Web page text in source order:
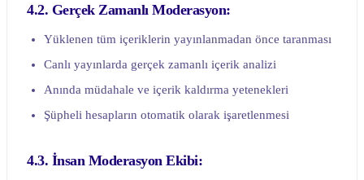
4.2. Gerçek Zamanlı Moderasyon:
Yüklenen tüm içeriklerin yayınlanmadan önce taranması
Canlı yayınlarda gerçek zamanlı içerik analizi
Anında müdahale ve içerik kaldırma yetenekleri
Şüpheli hesapların otomatik olarak işaretlenmesi
4.3. İnsan Moderasyon Ekibi: